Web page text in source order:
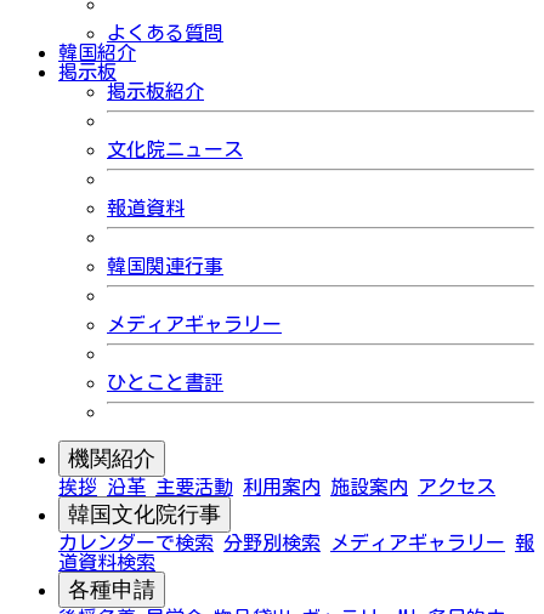
よくある質問
韓国紹介
掲示板
掲示板紹介
文化院ニュース
報道資料
韓国関連行事
メディアギャラリー
ひとこと書評
機関紹介
挨拶 沿革 主要活動 利用案内 施設案内 アクセス
韓国文化院行事
カレンダーで検索 分野別検索 メディアギャラリー 報
道資料検索
各種申請